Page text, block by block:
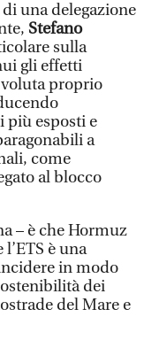
una delegazione
Stefano
sulla
gli effetti
proprio
più esposti e
a
come
al blocco
– è che Hormuz
è una
in modo
dei
del Mare e